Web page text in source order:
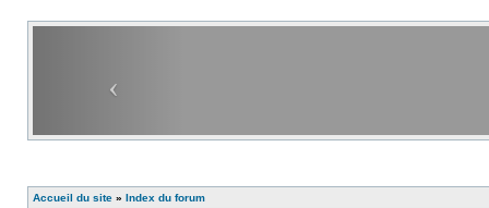
Accueil du site » Index du forum